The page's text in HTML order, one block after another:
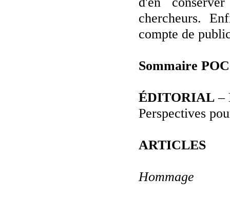
chercheurs.
compte de
Sommaire
ÉDITORIAL –
Perspectives
ARTICLES
Hommage